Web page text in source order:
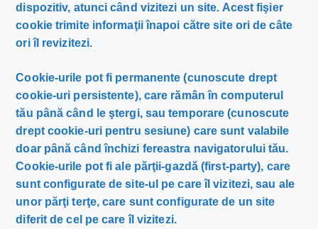
dispozitiv, atunci când vizitezi un site. Acest fişier
cookie trimite informaţii înapoi către site ori de câte
ori îl revizitezi.
Cookie-urile pot fi permanente (cunoscute drept
cookie-uri persistente), care rămân în computerul
tău până când le ştergi, sau temporare (cunoscute
drept cookie-uri pentru sesiune) care sunt valabile
doar până când închizi fereastra navigatorului tău.
Cookie-urile pot fi ale părţii-gazdă (first-party), care
sunt configurate de site-ul pe care îl vizitezi, sau ale
unor părţi terţe, care sunt configurate de un site
diferit de cel pe care îl vizitezi.